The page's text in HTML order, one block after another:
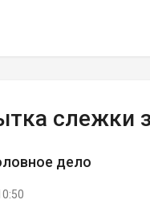
слежки
дело